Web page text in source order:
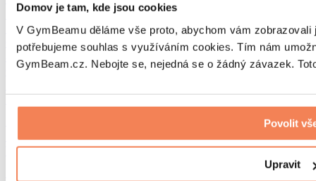
Domov je tam, kde jsou cookies
V GymBeamu děláme vše proto, abychom vám
potřebujeme souhlas s využíváním cookies. Tím nám
GymBeam.cz. Nebojte se, nejedná se o žádný závazek.
Povolit
Upravit
Běh
Bojové sporty
Cyklistika
Jóga a pilates
Otužování
Turistika
Red Light Therapy
Vodní filtry a konvice